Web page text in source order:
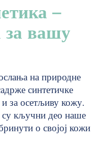
–
за вашу
на природне
синтетичке
за осетљиву кожу.
су кључни део наше
о својој кожи